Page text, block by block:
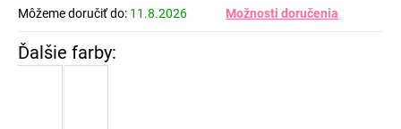
Môžeme doručiť do: 11.8.2026 Možnosti doručenia